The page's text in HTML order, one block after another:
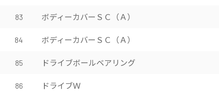
83 ボディーカバーＳＣ（Ａ）
84 ボディーカバーＳＣ（Ａ）
85 ドライブボールベアリング
86 ドライブＷ